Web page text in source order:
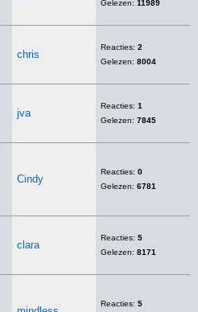
Gelezen:11989
chris
Reacties:2
Gelezen:8004
jva
Reacties:1
Gelezen:7845
Cindy
Reacties:0
Gelezen:6781
clara
Reacties:5
Gelezen:8171
Reacties:5